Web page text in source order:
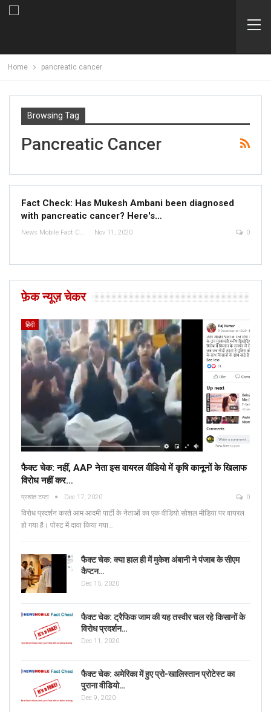
Home pancreatic cancer
Browsing Tag
Pancreatic Cancer
Fact Check: Has Mukesh Ambani been diagnosed
with pancreatic cancer? Here's…
News Mobile Fact Check Bureau Nov 11, 2020 0
फ़ेक न्यूज़ चेकर
हिंदी
फैक्ट चेक: नहीं, AAP नेता इस वायरल वीडियो में कृषि कानूनों के खिलाफ
विरोध नहीं कर…
प्रशांत टम्टा Dec 17, 2020 0
विरोध प्रदर्शन करते आम आदमी पार्टी के नेताओं का एक वीडियो सोशल मीडिया पर वायरल
हो गया है। पोस्ट में दावा किया गया…
फैक्ट चेक: क्या हाल ही में मुकेश अंबानी ने पंजाब के सीएम
कैप्टन…
Dec 15, 2020
फैक्ट चेक: ट्रैफिक जाम की यह तस्वीर चल रहे किसानों के
विरोध प्रदर्शन…
Dec 11, 2020
फैक्ट चेक: अमेरिका में हुए प्रो-खालिस्तान प्रोटेस्ट का
पुराना वीडियो…
Dec 9, 2020